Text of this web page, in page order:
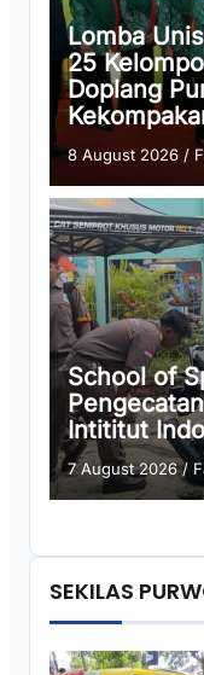
Lomba
25
Doplang
8 August 2026 /
School of
Intititut
7 August 2026/
SEKILAS